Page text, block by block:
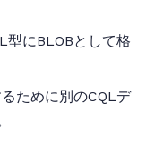
型にBLOBとして格
ために別のCQLデ